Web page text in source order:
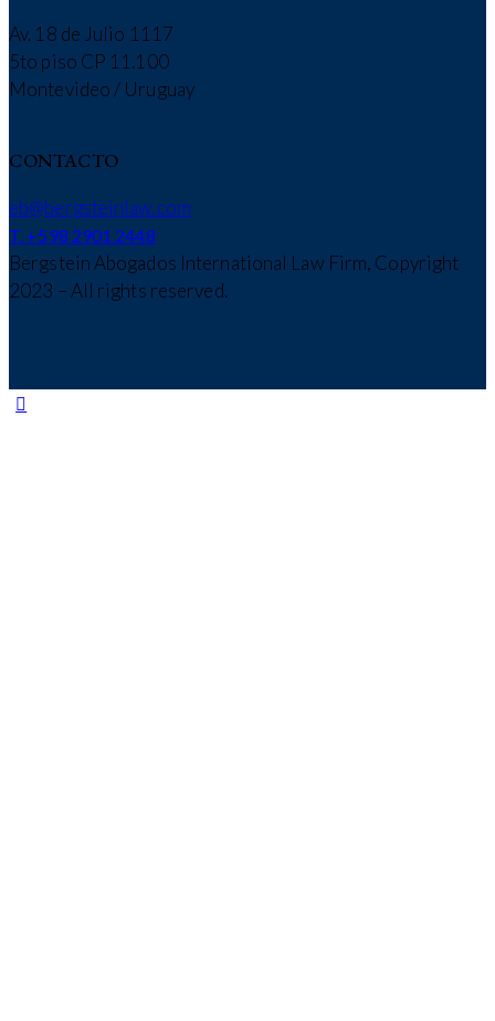
Av. 18 de Julio 1117
5to piso CP 11.100
Montevideo / Uruguay
CONTACTO
eb@bergsteinlaw.com
T. +598 2901 2448
Bergstein Abogados International Law Firm, Copyright
2023 – All rights reserved.